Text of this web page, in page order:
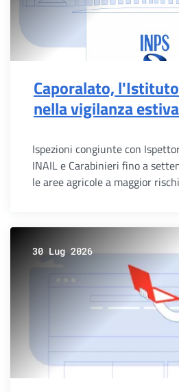
Caporalato,
nella vigilanza
Ispezioni congiunte con
INAIL e Carabinieri fino a
le aree agricole a maggior
30 Lug 2026